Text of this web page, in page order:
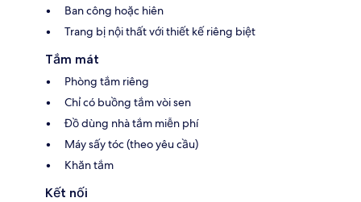
Ban công hoặc hiên
Trang bị nội thất với thiết kế riêng biệt
Tắm mát
Phòng tắm riêng
Chỉ có buồng tắm vòi sen
Đồ dùng nhà tắm miễn phí
Máy sấy tóc (theo yêu cầu)
Khăn tắm
Kết nối